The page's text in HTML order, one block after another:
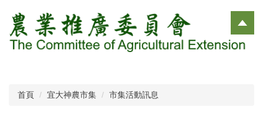
到
主
首頁
宜大神農市集 市集活動訊息